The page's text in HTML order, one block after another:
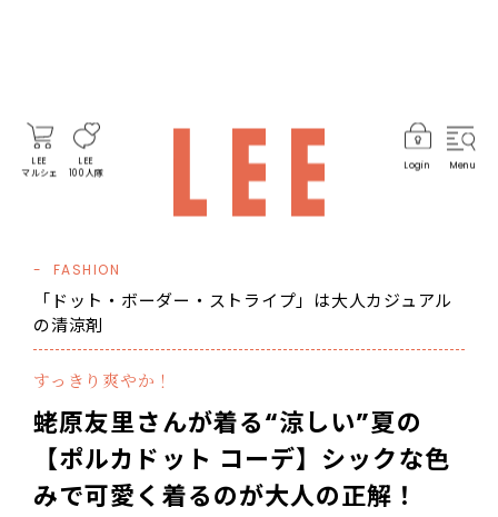
LEE
マルシェ
LEE
100人隊
Login Menu
FASHION
「ドット・ボーダー・ストライプ」は大人カジュアル
の清涼剤
すっきり爽やか！
蛯原友里さんが着る“涼しい”夏の
【ポルカドット コーデ】シックな色
みで可愛く着るのが大人の正解！